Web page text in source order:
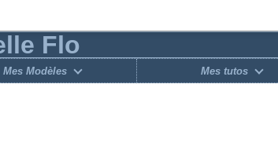
Mes Modèles Mes tutos